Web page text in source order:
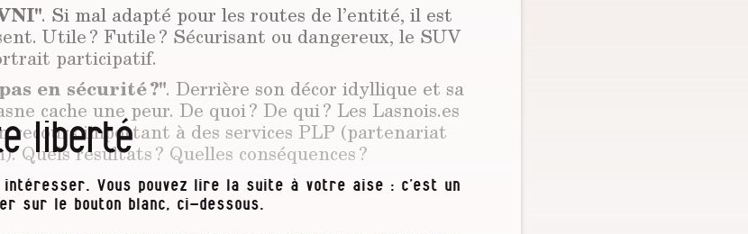
. Si mal adapté pour les routes de l’entité, il est
Utile ? Futile ? Sécurisant ou dangereux, le SUV
participatif.
en sécurité ?". Derrière son décor idyllique et sa
cache une peur. De quoi ? De qui ? Les Lasnois.es
recours important à des services PLP (partenariat
Quels résultats ? Quelles conséquences ?
liberté
Vous pouvez lire la suite à votre aise : c’est un
sur le bouton blanc, ci-dessous.